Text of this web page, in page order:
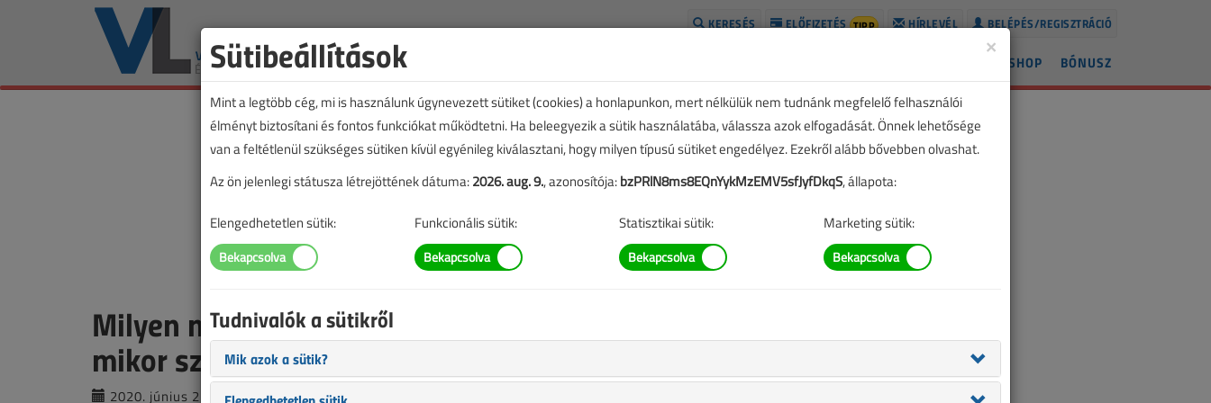
BELÉPÉS/REGISZTRÁCIÓ
HÍRLEVÉL
ELŐFIZETÉS TIPP
KERESÉS
BÓNUSZ
SHOP
Milyen munkát végezhet el a villanyszerelő és
mikor szükséges tervező bevonása?
2020. június 23. | VL online |
7380 |
×
Sütibeállítások
Mint a legtöbb cég, mi is használunk úgynevezett sütiket (cookies) a honlapunkon, mert nélkülük nem tudnánk megfelelő felhasználói
élményt biztosítani és fontos funkciókat működtetni. Ha beleegyezik a sütik használatába, válassza azok elfogadását. Önnek lehetősége
van a feltétlenül szükséges sütiken kívül egyénileg kiválasztani, hogy milyen típusú sütiket engedélyez. Ezekről alább bővebben olvashat.
Az ön jelenlegi státusza létrejöttének dátuma:2026. aug. 9., azonosítója:bzPRlN8ms8EQnYykMzEMV5sfJyfDkqS, állapota:
Elengedhetetlen sütik: Funkcionális sütik: Statisztikai sütik: Marketing sütik:
Tudnivalók a sütikről
Mik azok a sütik?